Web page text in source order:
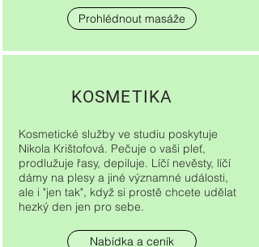
Prohlédnout masáže
KOSMETIKA
Kosmetické služby ve studiu poskytuje
Nikola Krištofová. Pečuje o vaši pleť,
prodlužuje řasy, depiluje. Líčí nevěsty, líčí
dámy na plesy a jiné významné události,
ale i "jen tak", když si prostě chcete udělat
hezký den jen pro sebe.
Nabídka a ceník